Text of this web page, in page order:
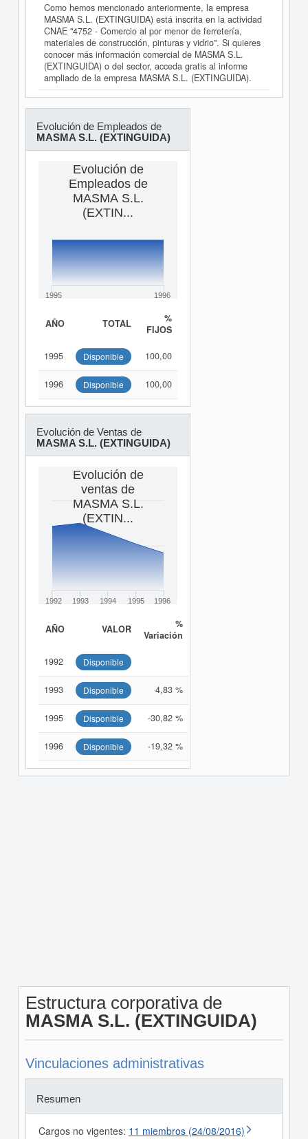
Como hemos mencionado anteriormente, la empresa
MASMA S.L. (EXTINGUIDA) está inscrita en la actividad
CNAE "4752 - Comercio al por menor de ferretería,
materiales de construcción, pinturas y vidrio". Si quieres
conocer más información comercial de MASMA S.L.
(EXTINGUIDA) o del sector, acceda gratis al informe
ampliado de la empresa MASMA S.L. (EXTINGUIDA).
Evolución de Empleados de
MASMA S.L. (EXTINGUIDA)
Evolución de
Empleados de
MASMA S.L.
(EXTIN...
1995 1996
AÑO TOTAL
%
FIJOS
1995 Disponible 100,00
1996 Disponible 100,00
Evolución de Ventas de
MASMA S.L. (EXTINGUIDA)
Evolución de
ventas de
MASMA S.L.
(EXTIN...
1992 1993 1994 1995 1996
AÑO VALOR
%
Variación
1992 Disponible
1993 Disponible 4,83 %
1995 Disponible -30,82 %
1996 Disponible -19,32 %
Estructura corporativa de
MASMA S.L. (EXTINGUIDA)
Vinculaciones administrativas
Resumen
Cargos no vigentes: 11 miembros (24/08/2016)